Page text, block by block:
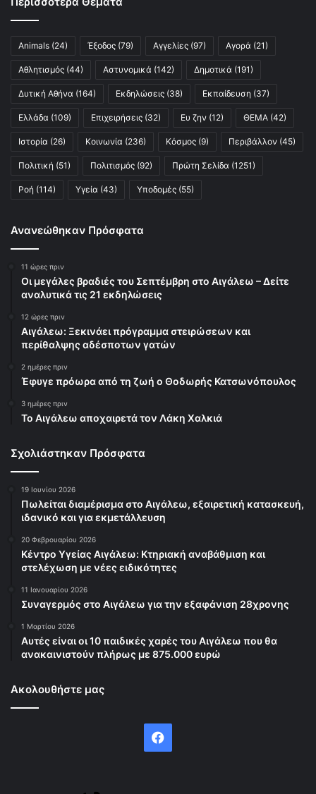
Animals (24) Έξοδος (79) Αγγελίες (97) Αγορά (21)
Αθλητισμός (44) Αστυνομικά (142) Δημοτικά (191)
Δυτική Αθήνα (164) Εκδηλώσεις (38) Εκπαίδευση (37)
Ελλάδα (109) Επιχειρήσεις (32) Ευ ζην (12) ΘΕΜΑ (42)
Ιστορία (26) Κοινωνία (236) Κόσμος (9) Περιβάλλον (45)
Πολιτική (51) Πολιτισμός (92) Πρώτη Σελίδα (1251)
Ροή (114) Υγεία (43) Υποδομές (55)
Ανανεώθηκαν Πρόσφατα
11 ώρες πριν
Οι μεγάλες βραδιές του Σεπτέμβρη στο Αιγάλεω – Δείτε
αναλυτικά τις 21 εκδηλώσεις
12 ώρες πριν
Αιγάλεω: Ξεκινάει πρόγραμμα στειρώσεων και
περίθαλψης αδέσποτων γατών
2 ημέρες πριν
Έφυγε πρόωρα από τη ζωή ο Θοδωρής Κατσωνόπουλος
3 ημέρες πριν
Το Αιγάλεω αποχαιρετά τον Λάκη Χαλκιά
Σχολιάστηκαν Πρόσφατα
19 Ιουνίου 2026
Πωλείται διαμέρισμα στο Αιγάλεω, εξαιρετική κατασκευή,
ιδανικό και για εκμετάλλευση
20 Φεβρουαρίου 2026
Κέντρο Υγείας Αιγάλεω: Κτηριακή αναβάθμιση και
στελέχωση με νέες ειδικότητες
11 Ιανουαρίου 2026
Συναγερμός στο Αιγάλεω για την εξαφάνιση 28χρονης
1 Μαρτίου 2026
Αυτές είναι οι 10 παιδικές χαρές του Αιγάλεω που θα
ανακαινιστούν πλήρως με 875.000 ευρώ
Ακολουθήστε μας
Facebook